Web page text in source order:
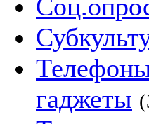
гаджеты